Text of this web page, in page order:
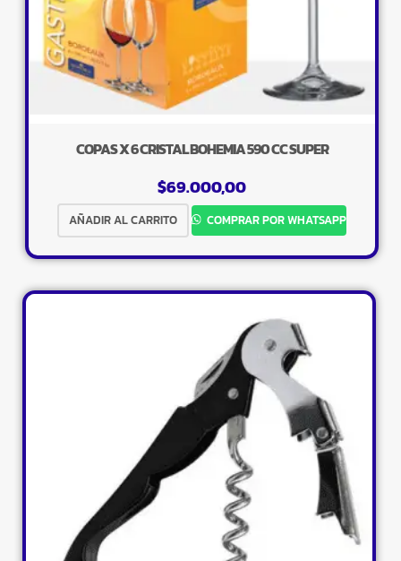
COPAS X 6 CRISTAL BOHEMIA 590 CC SUPER
$69.000,00
AÑADIR AL CARRITO COMPRAR POR WHATSAPP